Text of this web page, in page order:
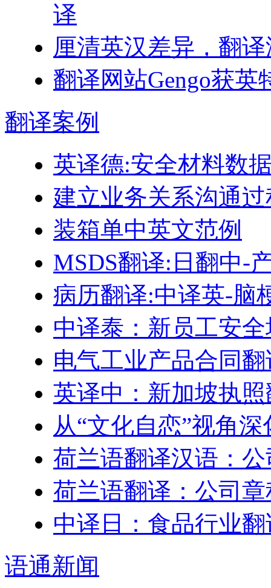
译
厘清英汉差异，翻
翻译网站Gengo获英
翻译案例
英译德:安全材料数
建立业务关系沟通
装箱单中英文范例
MSDS翻译:日翻中-
病历翻译:中译英-脑
中译泰：新员工安
电气工业产品合同
英译中：新加坡执
从“文化自恋”视角
荷兰语翻译汉语：
荷兰语翻译：公司
中译日：食品行业翻
语通新闻